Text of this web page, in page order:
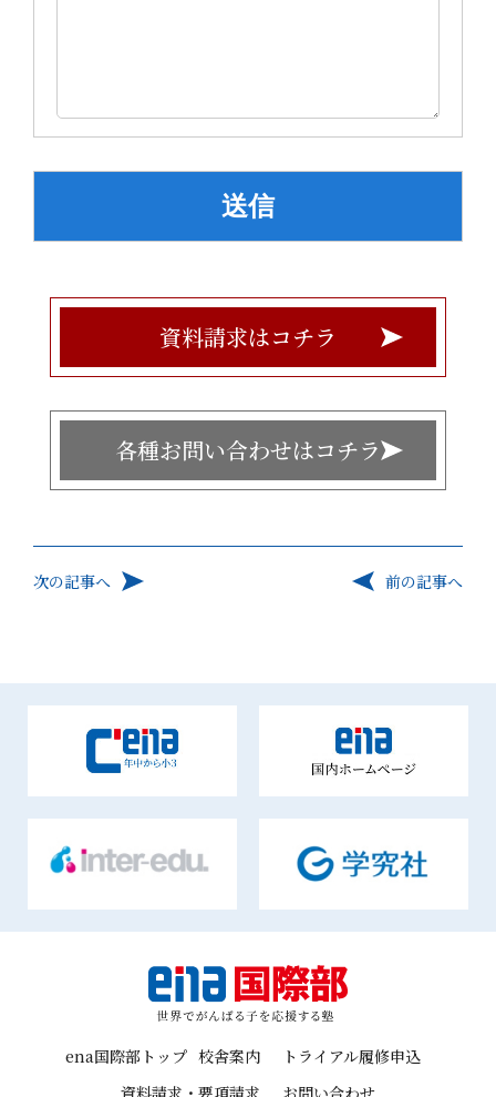
資料請求はコチラ
各種お問い合わせはコチラ
次の記事へ 前の記事へ
ena国際部トップ 校舎案内
トライアル履修申込